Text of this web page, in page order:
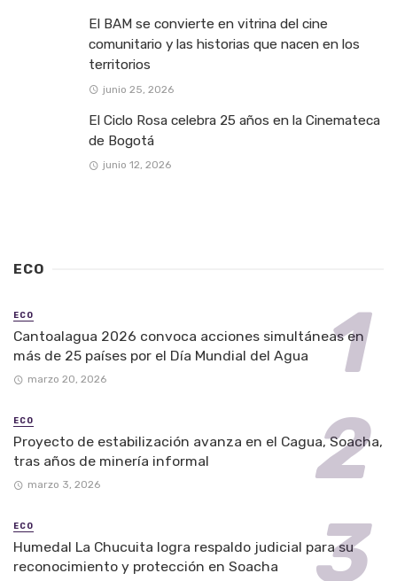
El BAM se convierte en vitrina del cine
comunitario y las historias que nacen en los
territorios
junio 25, 2026
El Ciclo Rosa celebra 25 años en la Cinemateca
de Bogotá
junio 12, 2026
ECO
ECO
Cantoalagua 2026 convoca acciones simultáneas en
más de 25 países por el Día Mundial del Agua
marzo 20, 2026
ECO
Proyecto de estabilización avanza en el Cagua, Soacha,
tras años de minería informal
marzo 3, 2026
ECO
Humedal La Chucuita logra respaldo judicial para su
reconocimiento y protección en Soacha